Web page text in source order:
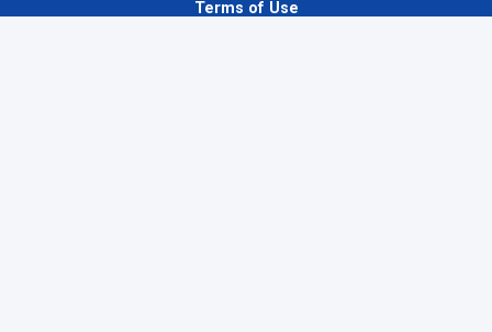
Terms of Use